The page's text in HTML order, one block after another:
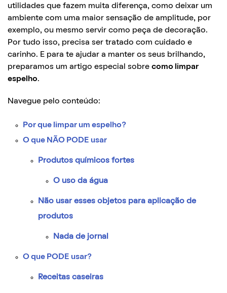
utilidades que fazem muita diferença, como deixar um
ambiente com uma maior sensação de amplitude, por
exemplo, ou mesmo servir como peça de decoração.
Por tudo isso, precisa ser tratado com cuidado e
carinho. E para te ajudar a manter os seus brilhando,
preparamos um artigo especial sobre como limpar
espelho.
Navegue pelo conteúdo:
Por que limpar um espelho?
O que NÃO PODE usar
Produtos químicos fortes
O uso da água
Não usar esses objetos para aplicação de
produtos
Nada de jornal
O que PODE usar?
Receitas caseiras